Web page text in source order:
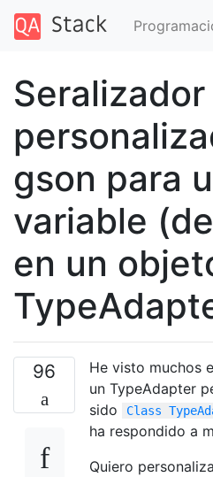
Seralizador
gson para
variable
en un
96
He visto muchos
un TypeAdapter
sido
Class
ha respondido a
Quiero